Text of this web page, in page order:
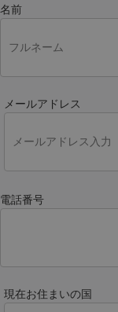
名前
メールアドレス
電話番号
現在お住まいの国